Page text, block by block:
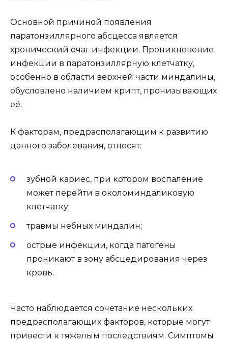
Основной причиной появления
паратонзиллярного абсцесса является
хронический очаг инфекции. Проникновение
инфекции в паратонзиллярную клетчатку,
особенно в области верхней части миндалины,
обусловлено наличием крипт, пронизывающих
её.
К факторам, предрасполагающим к развитию
данного заболевания, относят:
зубной кариес, при котором воспаление
может перейти в околоминдаликовую
клетчатку;
травмы небных миндалин;
острые инфекции, когда патогены
проникают в зону абсцедирования через
кровь.
Часто наблюдается сочетание нескольких
предрасполагающих факторов, которые могут
привести к тяжелым последствиям. Симптомы